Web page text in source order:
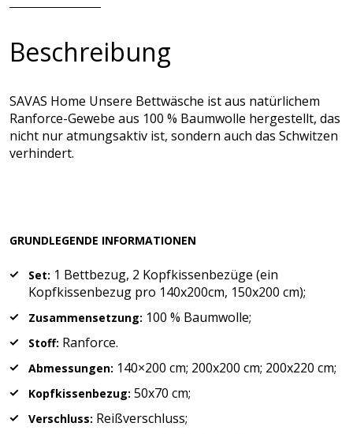
Beschreibung
SAVAS Home Unsere Bettwäsche ist aus natürlichem
Ranforce-Gewebe aus 100 % Baumwolle hergestellt, das
nicht nur atmungsaktiv ist, sondern auch das Schwitzen
verhindert.
GRUNDLEGENDE INFORMATIONEN
Set: 1 Bettbezug, 2 Kopfkissenbezüge (ein
Kopfkissenbezug pro 140x200cm, 150x200 cm);
Zusammensetzung: 100 % Baumwolle;
Stoff: Ranforce.
Abmessungen: 140×200 cm; 200x200 cm; 200x220 cm;
Kopfkissenbezug: 50x70 cm;
Verschluss: Reißverschluss;